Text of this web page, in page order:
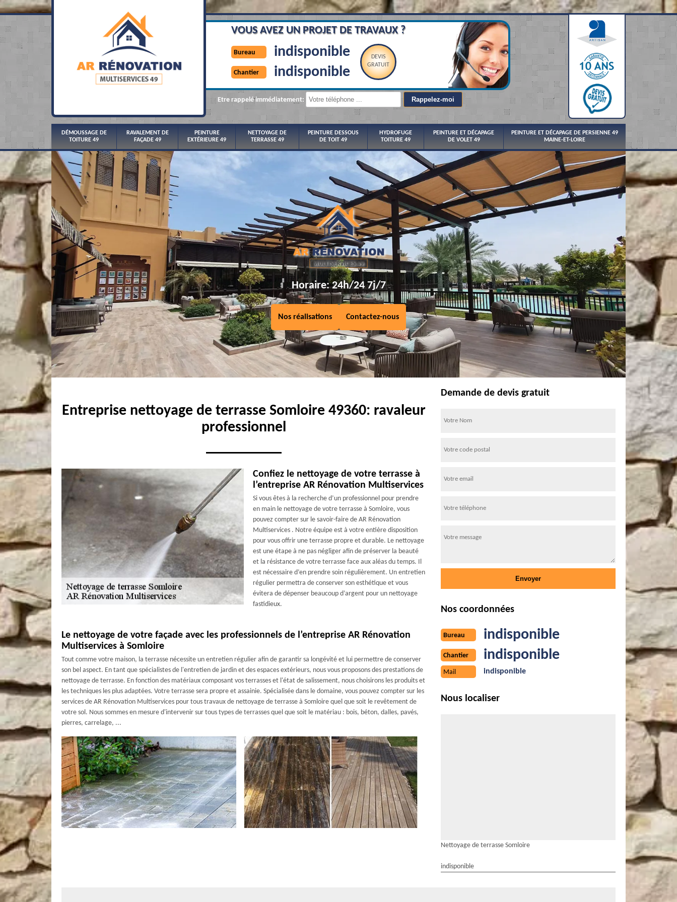
VOUS AVEZ UN PROJET DE TRAVAUX ?
Bureau indisponible
Chantier indisponible
DEVIS
GRATUIT
Etre rappelé immédiatement:
DÉMOUSSAGE DE
TOITURE 49
RAVALEMENT DE
FAÇADE 49
PEINTURE
EXTÉRIEURE 49
NETTOYAGE DE
TERRASSE 49
PEINTURE DESSOUS
DE TOIT 49
HYDROFUGE
TOITURE 49
PEINTURE ET DÉCAPAGE
DE VOLET 49
PEINTURE ET DÉCAPAGE DE PERSIENNE 49
MAINE-ET-LOIRE
Horaire: 24h/24 7j/7
Nos réalisations Contactez-nous
Entreprise nettoyage de terrasse Somloire 49360: ravaleur
professionnel
Confiez le nettoyage de votre terrasse à
l’entreprise AR Rénovation Multiservices
Si vous êtes à la recherche d’un professionnel pour prendre
en main le nettoyage de votre terrasse à Somloire, vous
pouvez compter sur le savoir-faire de AR Rénovation
Multiservices . Notre équipe est à votre entière disposition
pour vous offrir une terrasse propre et durable. Le nettoyage
est une étape à ne pas négliger afin de préserver la beauté
et la résistance de votre terrasse face aux aléas du temps. Il
est nécessaire d’en prendre soin régulièrement. Un entretien
régulier permettra de conserver son esthétique et vous
évitera de dépenser beaucoup d’argent pour un nettoyage
fastidieux.
Le nettoyage de votre façade avec les professionnels de l’entreprise AR Rénovation
Multiservices à Somloire
Tout comme votre maison, la terrasse nécessite un entretien régulier afin de garantir sa longévité et lui permettre de conserver
son bel aspect. En tant que spécialistes de l'entretien de jardin et des espaces extérieurs, nous vous proposons des prestations de
nettoyage de terrasse. En fonction des matériaux composant vos terrasses et l'état de salissement, nous choisirons les produits et
les techniques les plus adaptées. Votre terrasse sera propre et assainie. Spécialisée dans le domaine, vous pouvez compter sur les
services de AR Rénovation Multiservices pour tous travaux de nettoyage de terrasse à Somloire quel que soit le revêtement de
votre sol. Nous sommes en mesure d'intervenir sur tous types de terrasses quel que soit le matériau : bois, béton, dalles, pavés,
pierres, carrelage, ...
Demande de devis gratuit
Nos coordonnées
Bureau indisponible
Chantier indisponible
Mail indisponible
Nous localiser
Nettoyage de terrasse Somloire
indisponible